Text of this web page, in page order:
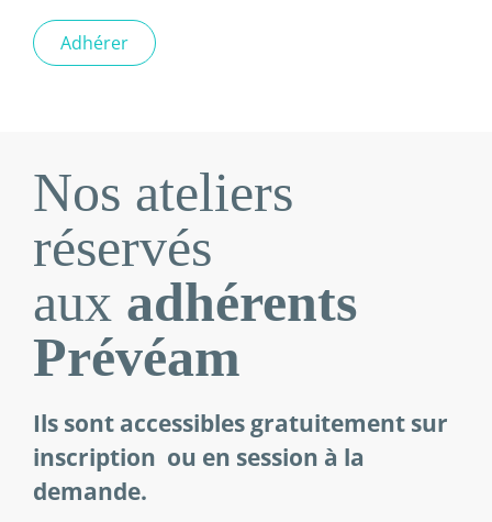
Adhérer
Nos ateliers
réservés
aux adhérents
Prévéam
Ils sont accessibles gratuitement sur
inscription ou en session à la
demande.